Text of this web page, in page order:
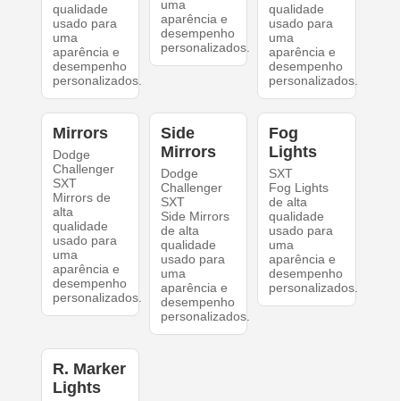
qualidade
usado para
uma
aparência e
desempenho
personalizados.
uma
aparência e
desempenho
personalizados.
qualidade
usado para
uma
aparência e
desempenho
personalizados.
Mirrors
Dodge
Challenger
SXT
Mirrors de
alta
qualidade
usado para
uma
aparência e
desempenho
personalizados.
Side
Mirrors
Dodge
Challenger
SXT
Side Mirrors
de alta
qualidade
usado para
uma
aparência e
desempenho
personalizados.
Fog
Lights
SXT
Fog Lights
de alta
qualidade
usado para
uma
aparência e
desempenho
personalizados.
R. Marker
Lights